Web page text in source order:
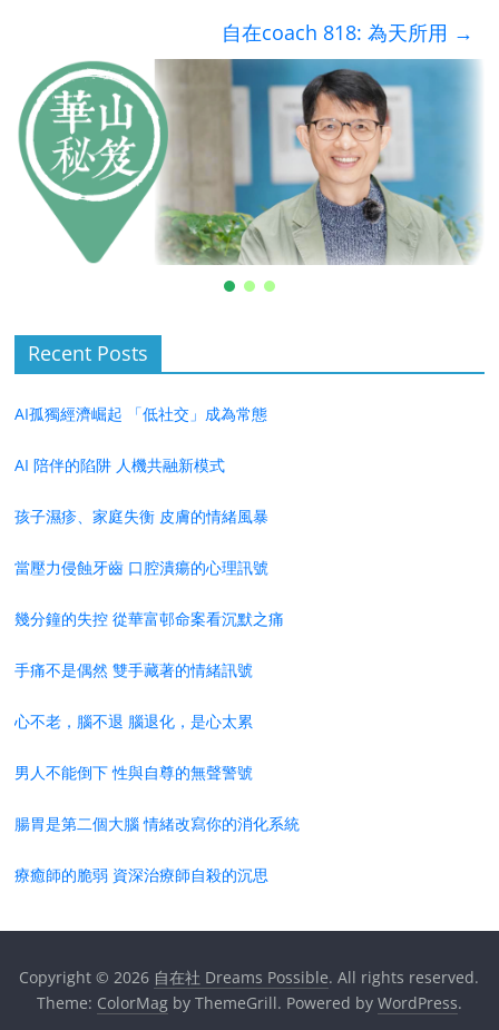
自在coach 818: 為天所用 →
Recent Posts
AI孤獨經濟崛起 「低社交」成為常態
AI 陪伴的陷阱 人機共融新模式
孩子濕疹、家庭失衡 皮膚的情緒風暴
當壓力侵蝕牙齒 口腔潰瘍的心理訊號
幾分鐘的失控 從華富邨命案看沉默之痛
手痛不是偶然 雙手藏著的情緒訊號
心不老，腦不退 腦退化，是心太累
男人不能倒下 性與自尊的無聲警號
腸胃是第二個大腦 情緒改寫你的消化系統
療癒師的脆弱 資深治療師自殺的沉思
Copyright © 2026 自在社 Dreams Possible. All rights reserved.
Theme: ColorMagby ThemeGrill. Powered by WordPress.